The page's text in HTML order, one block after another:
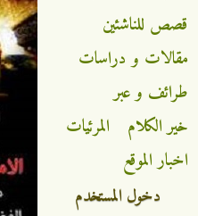
قصص للناشئين
مقالات و دراسات
طرائف و عبر
خير الكلام
المرئيات
اخبار الموقع
دخول المستخدم